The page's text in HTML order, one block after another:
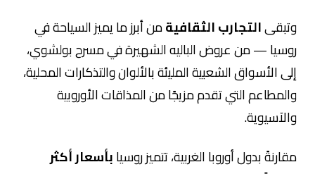
وتبقىالتجارب الثقافيةمن أبرز ما يميز السياحة في
روسيا — من عروض الباليه الشهيرة في مسرح بولشوي،
إلى الأسواق الشعبية المليئة بالألوان والتذكارات المحلية،
والمطاعم التي تقدم مزيجًا من المذاقات الأوروبية
والآسيوية.
مقارنةً بدول أوروبا الغربية، تتميز روسيابأسعار أكثر